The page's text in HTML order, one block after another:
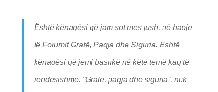
Është kënaqësi që jam sot mes jush, në hapje
të Forumit Gratë, Paqja dhe Siguria. Është
kënaqësi që jemi bashkë në këtë temë kaq të
rëndësishme. “Gratë, paqja dhe siguria”, nuk